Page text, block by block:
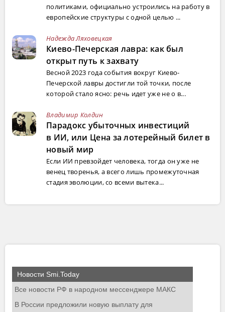
политиками, официально устроились на работу в
европейские структуры с одной целью ...
Надежда Ляховецкая
Киево-Печерская лавра: как был
открыт путь к захвату
Весной 2023 года события вокруг Киево-
Печерской лавры достигли той точки, после
которой стало ясно: речь идет уже не о в...
Владимир Колдин
Парадокс убыточных инвестиций
в ИИ, или Цена за лотерейный билет в
новый мир
Если ИИ превзойдет человека, тогда он уже не
венец творенья, а всего лишь промежуточная
стадия эволюции, со всеми вытека...